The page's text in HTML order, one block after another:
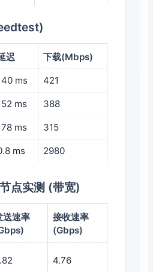
迟 下载(Mbps)
ms 421
ms 388
ms 315
ms 2980
点实测 (带宽)
送速率
接收速率
(Gbps)
4.76